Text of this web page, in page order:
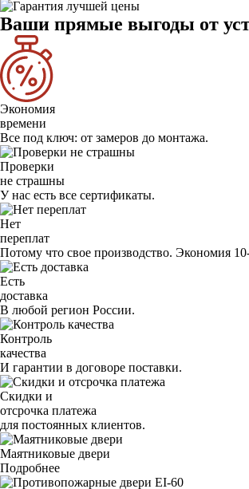
Ваши прямые выгоды от
Экономия
времени
Все под ключ: от замеров до монтажа.
Проверки
не страшны
У нас есть все сертификаты.
Нет
переплат
Потому что свое производство. Экономия
Есть
доставка
В любой регион России.
Контроль
качества
И гарантии в договоре поставки.
Скидки и
отсрочка платежа
для постоянных клиентов.
Маятниковые двери
Подробнее